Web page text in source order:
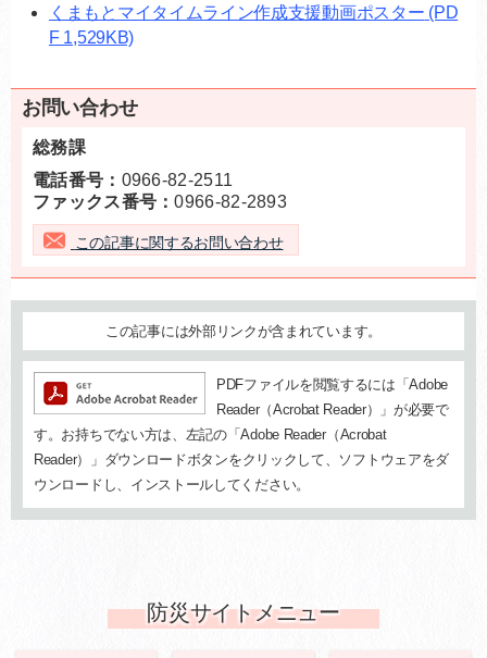
くまもとマイタイムライン作成支援動画ポスター (PD
F 1,529KB)
お問い合わせ
総務課
電話番号： 0966-82-2511
ファックス番号：0966-82-2893
この記事に関するお問い合わせ
追加情報：外部リンク
この記事には外部リンクが含まれています。
追加情報：PDFファイル
PDFファイルを閲覧するには「Adobe
Reader（Acrobat Reader）」が必要で
す。お持ちでない方は、左記の「Adobe Reader（Acrobat
Reader）」ダウンロードボタンをクリックして、ソフトウェアをダ
ウンロードし、インストールしてください。
防災サイトメニュー